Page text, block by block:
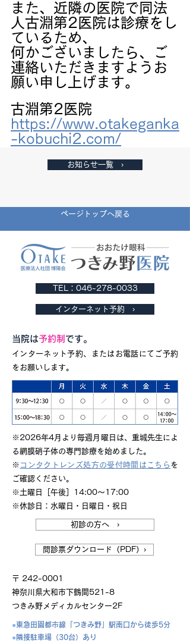
また、近隣の医院で同法
人古淵第2医院は診療をし
ているため、
何かございましたら、ご
連絡いただきますようお
願い申し上げます。
古淵第2医院
https://www.otakeganka
-kobuchi2.com/
お知らせ一覧 ›
ページトップへ戻る
TEL：046-278-0033
インターネット予約 ›
当院は予約制 です。
インターネット予約、またはお電話にてご予約
をお願いします。
※2026年4月より毎週月曜日は、重城先生によ
る網膜硝子体の専門診療を始めました。
※ コンタクトレンズ処方の受付時間はこちら を
ご確認ください。
※土曜日［午後］14:00～17:00
※休診日：水曜日・日曜日・祝日
初診の方へ ›
問診票ダウンロード（PDF）›
〒 242-0001
神奈川県大和市下鶴間521-8
つきみ野メディカルセンター2F
●東急田園都市線「つきみ野」駅南口から徒歩5分
● 隣接駐車場（30台）あり